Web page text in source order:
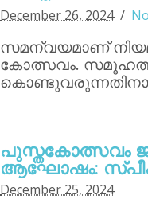
December 26, 2024
സമന്വയമാണ്
കോത്സവം.
പുസ്തകോത്സവം
ആഘോഷം:
December 25, 2024